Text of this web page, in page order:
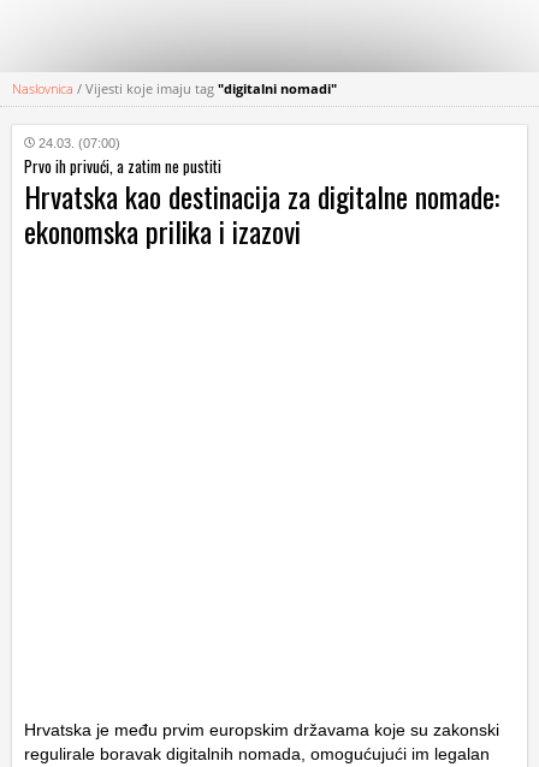
KATEGORIJE
HRVATSKI
WEB
Naslovnica / Vijesti koje imaju tag "digitalni nomadi"
24.03. (07:00)
Prvo ih privući, a zatim ne pustiti
Hrvatska kao destinacija za digitalne nomade:
ekonomska prilika i izazovi
Hrvatska je među prvim europskim državama koje su zakonski
regulirale boravak digitalnih nomada, omogućujući im legalan